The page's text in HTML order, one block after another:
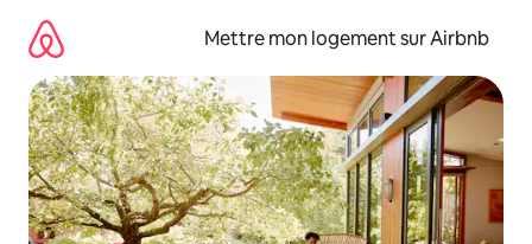
directement
contenu
Mettre mon logement sur Airbnb